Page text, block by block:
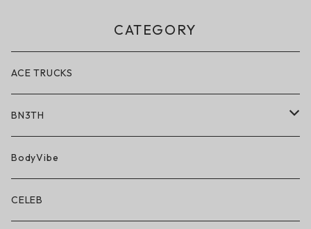
CATEGORY
ACE TRUCKS
BN3TH
BN3TH × ON THE ROAM
ボクサーブリーフ/ショート丈
BodyVibe
CELEB